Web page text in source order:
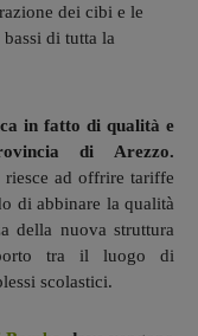
dei cibi e le
di tutta la
in fatto di qualità e
di Arezzo.
ad offrire tariffe
di abbinare la qualità
della nuova struttura
tra il luogo di
scolastici.